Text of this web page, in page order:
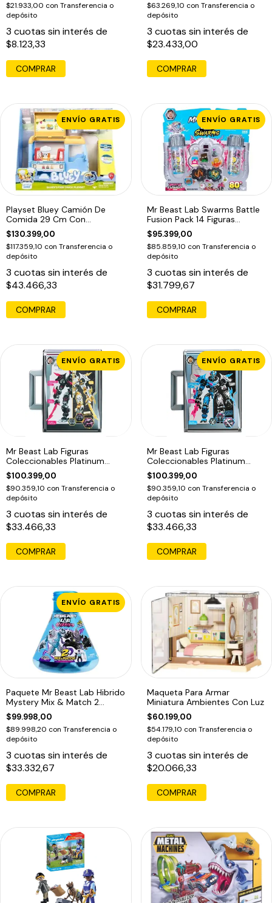
$21.933,00 con Transferencia o
depósito
3 cuotas sin interés de
$8.123,33
$63.269,10 con Transferencia o
depósito
3 cuotas sin interés de
$23.433,00
ENVÍO GRATIS
Playset Bluey Camión De
Comida 29 Cm Con
Accesorios
$130.399,00
$117.359,10 con Transferencia o
depósito
3 cuotas sin interés de
$43.466,33
COMPRAR
ENVÍO GRATIS
Mr Beast Lab Swarms Battle
Fusion Pack 14 Figuras
Sorpresa
$95.399,00
$85.859,10 con Transferencia o
depósito
3 cuotas sin interés de
$31.799,67
ENVÍO GRATIS
Mr Beast Lab Figuras
Coleccionables Platinum
Series 15cm
$100.399,00
$90.359,10 con Transferencia o
depósito
3 cuotas sin interés de
$33.466,33
ENVÍO GRATIS
Mr Beast Lab Figuras
Coleccionables Platinum
Series 15cm
$100.399,00
$90.359,10 con Transferencia o
depósito
3 cuotas sin interés de
$33.466,33
ENVÍO GRATIS
Paquete Mr Beast Lab Hibrido
Mystery Mix & Match 2
Figuras
$99.998,00
$89.998,20 con Transferencia o
depósito
3 cuotas sin interés de
$33.332,67
Maqueta Para Armar
Miniatura Ambientes Con Luz
$60.199,00
$54.179,10 con Transferencia o
depósito
3 cuotas sin interés de
$20.066,33